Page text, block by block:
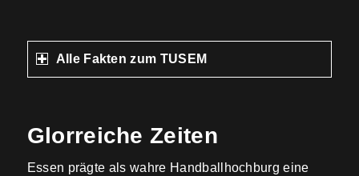
Alle Fakten zum TUSEM
Glorreiche Zeiten
Essen prägte als wahre Handballhochburg eine